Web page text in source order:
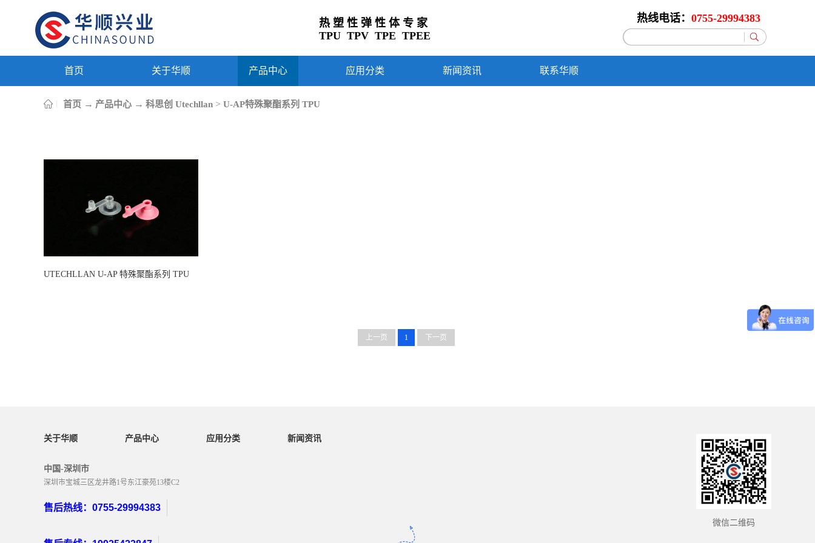
热线电话： 0755-29994383
热 塑 性 弹 性 体 专 家
TPU TPV TPE TPEE
首页 关于华顺 产品中心 应用分类 新闻资讯 联系华顺
首页 → 产品中心 → 科思创 Utechllan > U-AP特殊聚酯系列 TPU
UTECHLLAN U-AP 特殊聚酯系列 TPU
上一页 1 下一页
关于华顺 产品中心 应用分类 新闻资讯
中国-深圳市
深圳市宝城三区龙井路1号东江豪苑13楼C2
售后热线：0755-29994383
微信二维码